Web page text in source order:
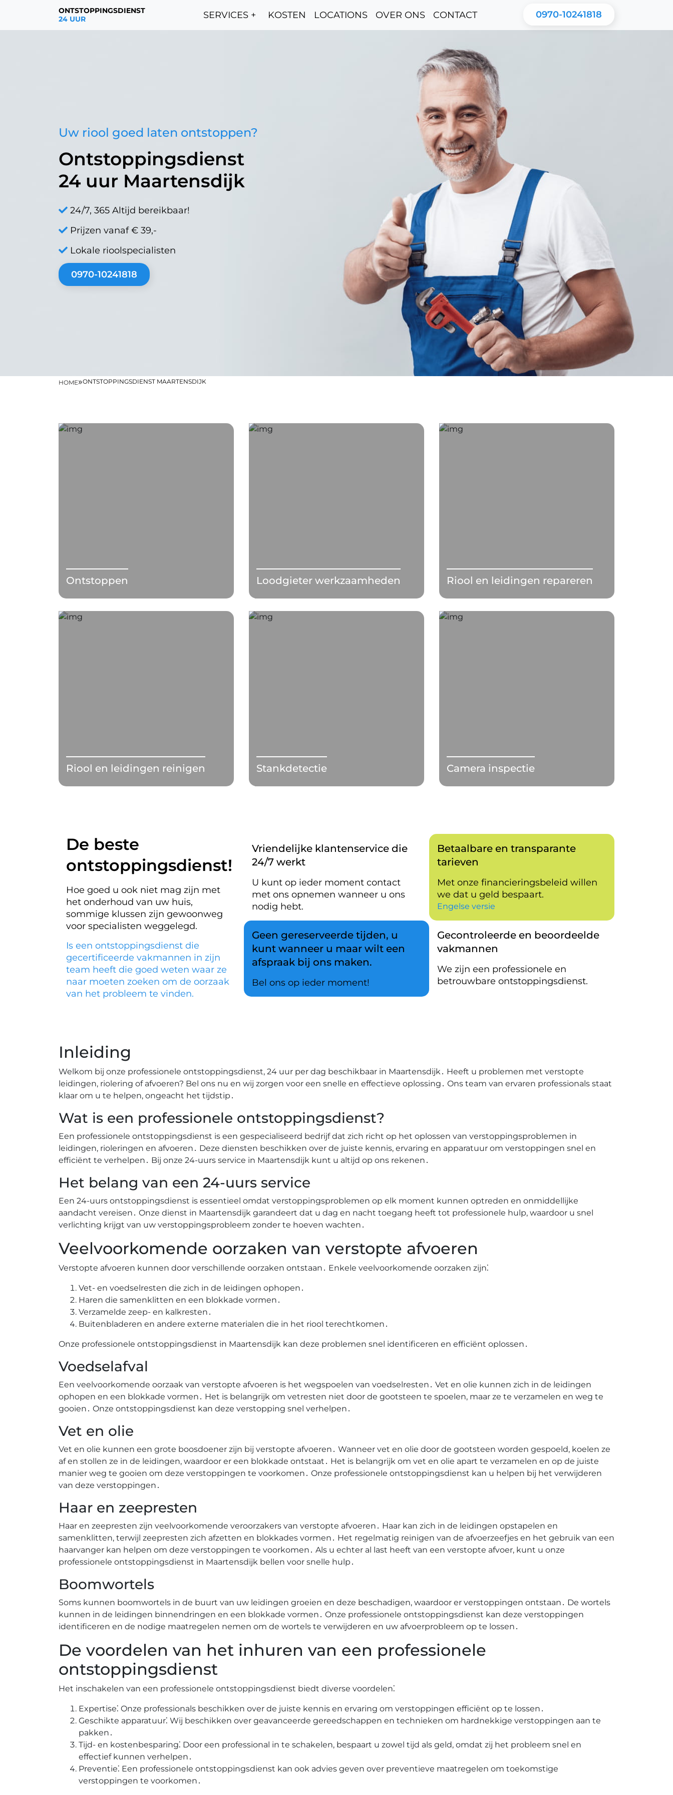
ONTSTOPPINGSDIENST
24 UUR
SERVICES + KOSTEN LOCATIONS OVER ONS CONTACT 0970-10241818
Uw riool goed laten ontstoppen?
Ontstoppingsdienst
24 uur Maartensdijk
24/7, 365 Altijd bereikbaar!
Prijzen vanaf € 39,-
Lokale rioolspecialisten
0970-10241818
HOME»ONTSTOPPINGSDIENST MAARTENSDIJK
Ontstoppen Loodgieter werkzaamheden Riool en leidingen repareren
Riool en leidingen reinigen Stankdetectie Camera inspectie
De beste
ontstoppingsdienst!
Hoe goed u ook niet mag zijn met
het onderhoud van uw huis,
sommige klussen zijn gewoonweg
voor specialisten weggelegd.
Is een ontstoppingsdienst die
gecertificeerde vakmannen in zijn
team heeft die goed weten waar ze
naar moeten zoeken om de oorzaak
van het probleem te vinden.
Vriendelijke klantenservice die
24/7 werkt
U kunt op ieder moment contact
met ons opnemen wanneer u ons
nodig hebt.
Betaalbare en transparante
tarieven
Met onze financieringsbeleid willen
we dat u geld bespaart.
Engelse versie
Geen gereserveerde tijden, u
kunt wanneer u maar wilt een
afspraak bij ons maken.
Bel ons op ieder moment!
Gecontroleerde en beoordeelde
vakmannen
We zijn een professionele en
betrouwbare ontstoppingsdienst.
Inleiding
Welkom bij onze professionele ontstoppingsdienst, 24 uur per dag beschikbaar in Maartensdijk․ Heeft u problemen met verstopte
leidingen, riolering of afvoeren? Bel ons nu en wij zorgen voor een snelle en effectieve oplossing․ Ons team van ervaren professionals staat
klaar om u te helpen, ongeacht het tijdstip․
Wat is een professionele ontstoppingsdienst?
Een professionele ontstoppingsdienst is een gespecialiseerd bedrijf dat zich richt op het oplossen van verstoppingsproblemen in
leidingen, rioleringen en afvoeren․ Deze diensten beschikken over de juiste kennis, ervaring en apparatuur om verstoppingen snel en
efficiënt te verhelpen․ Bij onze 24-uurs service in Maartensdijk kunt u altijd op ons rekenen․
Het belang van een 24-uurs service
Een 24-uurs ontstoppingsdienst is essentieel omdat verstoppingsproblemen op elk moment kunnen optreden en onmiddellijke
aandacht vereisen․ Onze dienst in Maartensdijk garandeert dat u dag en nacht toegang heeft tot professionele hulp, waardoor u snel
verlichting krijgt van uw verstoppingsprobleem zonder te hoeven wachten․
Veelvoorkomende oorzaken van verstopte afvoeren
Verstopte afvoeren kunnen door verschillende oorzaken ontstaan․ Enkele veelvoorkomende oorzaken zijn⁚
Vet- en voedselresten die zich in de leidingen ophopen․
Haren die samenklitten en een blokkade vormen․
Verzamelde zeep- en kalkresten․
Buitenbladeren en andere externe materialen die in het riool terechtkomen․
Onze professionele ontstoppingsdienst in Maartensdijk kan deze problemen snel identificeren en efficiënt oplossen․
Voedselafval
Een veelvoorkomende oorzaak van verstopte afvoeren is het wegspoelen van voedselresten․ Vet en olie kunnen zich in de leidingen
ophopen en een blokkade vormen․ Het is belangrijk om vetresten niet door de gootsteen te spoelen, maar ze te verzamelen en weg te
gooien․ Onze ontstoppingsdienst kan deze verstopping snel verhelpen․
Vet en olie
Vet en olie kunnen een grote boosdoener zijn bij verstopte afvoeren․ Wanneer vet en olie door de gootsteen worden gespoeld, koelen ze
af en stollen ze in de leidingen, waardoor er een blokkade ontstaat․ Het is belangrijk om vet en olie apart te verzamelen en op de juiste
manier weg te gooien om deze verstoppingen te voorkomen․ Onze professionele ontstoppingsdienst kan u helpen bij het verwijderen
van deze verstoppingen․
Haar en zeepresten
Haar en zeepresten zijn veelvoorkomende veroorzakers van verstopte afvoeren․ Haar kan zich in de leidingen opstapelen en
samenklitten, terwijl zeepresten zich afzetten en blokkades vormen․ Het regelmatig reinigen van de afvoerzeefjes en het gebruik van een
haarvanger kan helpen om deze verstoppingen te voorkomen․ Als u echter al last heeft van een verstopte afvoer, kunt u onze
professionele ontstoppingsdienst in Maartensdijk bellen voor snelle hulp․
Boomwortels
Soms kunnen boomwortels in de buurt van uw leidingen groeien en deze beschadigen, waardoor er verstoppingen ontstaan․ De wortels
kunnen in de leidingen binnendringen en een blokkade vormen․ Onze professionele ontstoppingsdienst kan deze verstoppingen
identificeren en de nodige maatregelen nemen om de wortels te verwijderen en uw afvoerprobleem op te lossen․
De voordelen van het inhuren van een professionele
ontstoppingsdienst
Het inschakelen van een professionele ontstoppingsdienst biedt diverse voordelen⁚
Expertise⁚ Onze professionals beschikken over de juiste kennis en ervaring om verstoppingen efficiënt op te lossen․
Geschikte apparatuur⁚ Wij beschikken over geavanceerde gereedschappen en technieken om hardnekkige verstoppingen aan te
pakken․
Tijd- en kostenbesparing⁚ Door een professional in te schakelen, bespaart u zowel tijd als geld, omdat zij het probleem snel en
effectief kunnen verhelpen․
Preventie⁚ Een professionele ontstoppingsdienst kan ook advies geven over preventieve maatregelen om toekomstige
verstoppingen te voorkomen․